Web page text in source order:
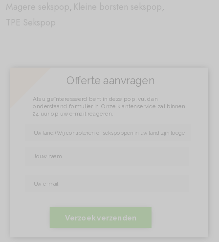
Magere sekspop, Kleine borsten sekspop,
TPE Sekspop
Offerte aanvragen
Als u geïnteresseerd bent in deze pop, vul dan
onderstaand formulier in. Onze klantenservice zal binnen
24 uur op uw e-mail reageren.
Verzoek verzenden